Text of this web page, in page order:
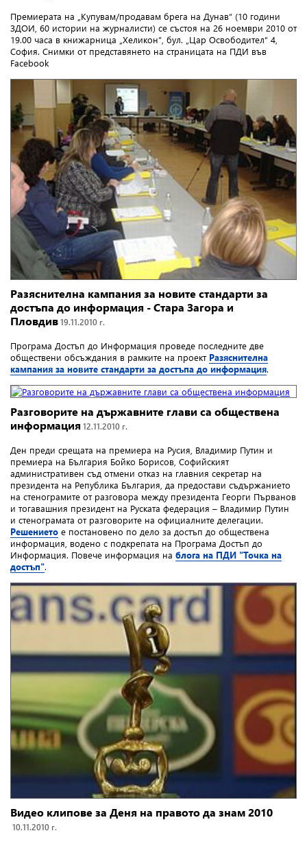
Премиерата на „Купувам/продавам брега на Дунав“ (10 години
ЗДОИ, 60 истории на журналисти) се състоя на 26 ноември 2010 от
19.00 часа в книжарница „Хеликон”, бул. „Цар Освободител“ 4,
София. Снимки от представянето на страницата на ПДИ във
Facebook
Разяснителна кампания за новите стандарти за
достъпа до информация - Стара Загора и
Пловдив 19.11.2010 г.
Програма Достъп до Информация проведе последните две
обществени обсъждания в рамките на проект Разяснителна
кампания за новите стандарти за достъпа до информация.
Разговорите на държавните глави са обществена
информация 12.11.2010 г.
Ден преди срещата на премиера на Русия, Владимир Путин и
премиера на България Бойко Борисов, Софийският
административен съд отмени отказ на главния секретар на
президента на Република България, да предостави съдържанието
на стенограмите от разговора между президента Георги Първанов
и тогавашния президент на Руската федерация – Владимир Путин
и стенограмата от разговорите на официалните делегации.
Решението е постановено по дело за достъп до обществена
информация, водено с подкрепата на Програма Достъп до
Информация. Повече информация на блога на ПДИ "Точка на
достъп".
Видео клипове за Деня на правото да знам 2010
10.11.2010 г.